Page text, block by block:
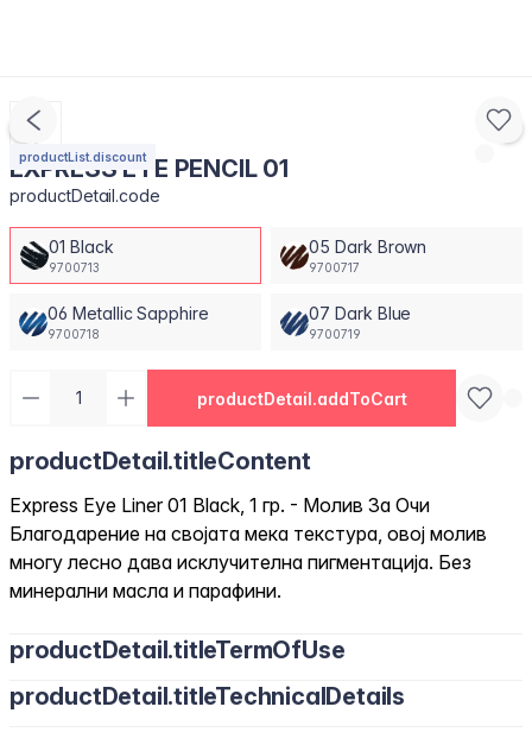
productList.discount
EXPRESS EYE PENCIL 01
productDetail.code
01 Black
9700713
05 Dark Brown
9700717
06 Metallic Sapphire
9700718
07 Dark Blue
9700719
productDetail.addToCart
productDetail.titleContent
Express Eye Liner 01 Black, 1 гр. - Молив За Очи
Благодарение на својата мека текстура, овој молив
многу лесно дава исклучителна пигментација. Без
минерални масла и парафини.
productDetail.titleTermOfUse
productDetail.titleTechnicalDetails